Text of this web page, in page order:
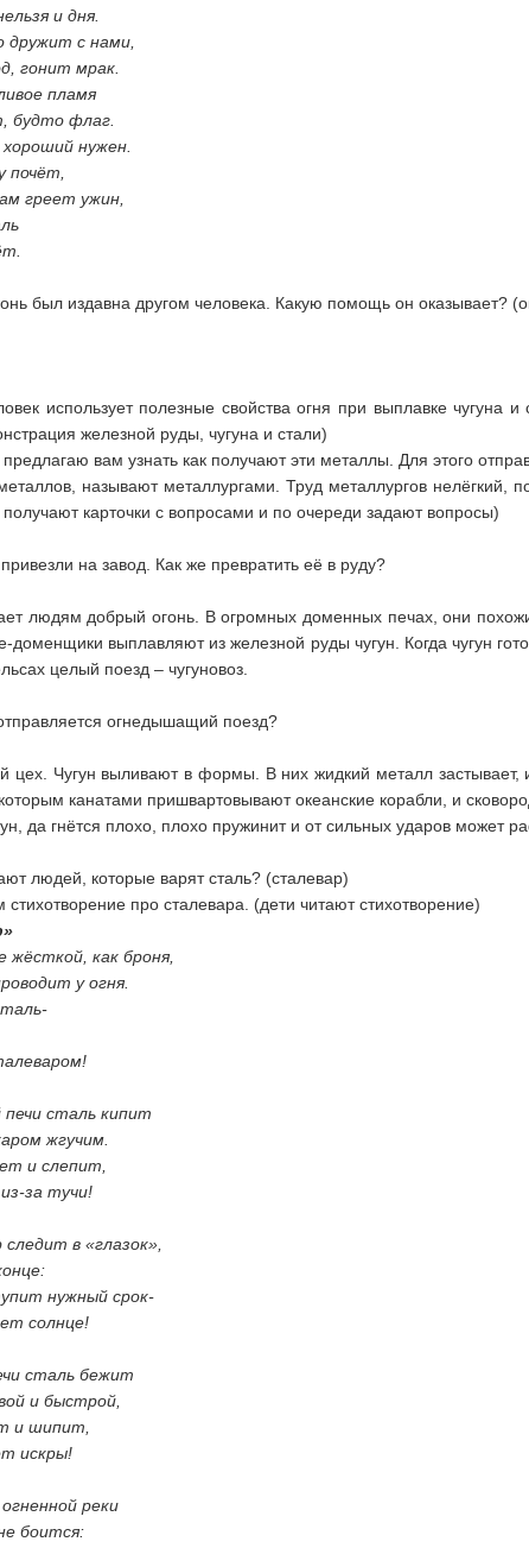
и дня.
дружит с нами,
гонит мрак.
пламя
будто флаг.
нужен.
почёт,
греет ужин,
был издавна другом человека. Какую помощь он оказывает?
использует полезные свойства огня при выплавке чугуна
железной руды, чугуна и стали)
вам узнать как получают эти металлы. Для этого
называют металлургами. Труд металлургов нелёгкий,
карточки с вопросами и по очереди задают вопросы)
на завод. Как же превратить её в руду?
людям добрый огонь. В огромных доменных печах, они
доменщики выплавляют из железной руды чугун. Когда чугун
целый поезд – чугуновоз.
огнедышащий поезд?
цех. Чугун выливают в формы. В них жидкий металл
канатами пришвартовывают океанские корабли, и
да гнётся плохо, плохо пружинит и от сильных ударов может
людей, которые варят сталь? (сталевар)
про сталевара. (дети читают стихотворение)
жёсткой, как броня,
у огня.
печи сталь кипит
жгучим.
и слепит,
за тучи!
в «глазок»,
нужный срок-
солнце!
сталь бежит
и быстрой,
и шипит,
искры!
реки
боится: